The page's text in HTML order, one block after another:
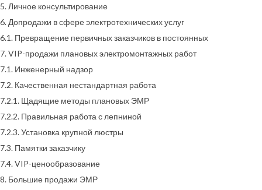
5. Личное консультирование
6. Допродажи в сфере электротехнических услуг
6.1. Превращение первичных заказчиков в постоянных
7. VIP-продажи плановых электромонтажных работ
7.1. Инженерный надзор
7.2. Качественная нестандартная работа
7.2.1. Щадящие методы плановых ЭМР
7.2.2. Правильная работа с лепниной
7.2.3. Установка крупной люстры
7.3. Памятки заказчику
7.4. VIP-ценообразование
8. Большие продажи ЭМР